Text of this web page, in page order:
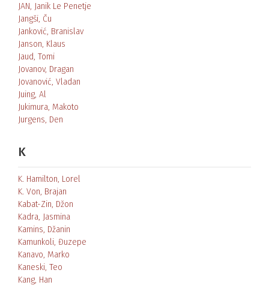
JAN, Janik Le Penetje
Jangši, Ču
Janković, Branislav
Janson, Klaus
Jaud, Tomi
Jovanov, Dragan
Jovanović, Vladan
Juing, Al
Jukimura, Makoto
Jurgens, Den
K
K. Hamilton, Lorel
K. Von, Brajan
Kabat-Zin, Džon
Kadra, Jasmina
Kamins, Džanin
Kamunkoli, Đuzepe
Kanavo, Marko
Kaneski, Teo
Kang, Han